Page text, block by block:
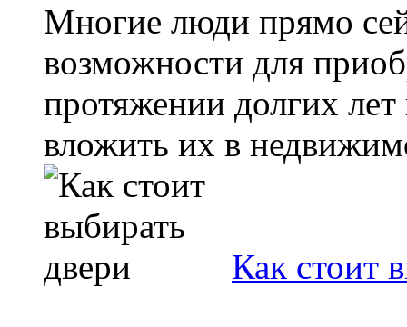
Многие люди прямо
возможности для
протяжении долгих лет
вложить их в
Как стоит